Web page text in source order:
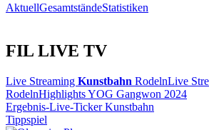
AktuellGesamtständeStatistiken
FIL LIVE TV
Live Streaming Kunstbahn RodelnLive
RodelnHighlights YOG Gangwon 2024
Ergebnis-Live-Ticker Kunstbahn
Tippspiel